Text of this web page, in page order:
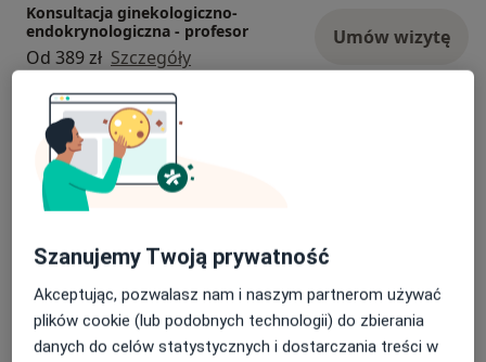
Konsultacja ginekologiczno-
endokrynologiczna - profesor
Od 389 zł Szczegóły
Umów wizytę
Profesorskie konsultacje
ginekologiczne
Od 339 zł Szczegóły
Konsultacja endokrynologiczna
Od 349 zł Szczegóły
Konsultacja ginekologiczna
Od 319 zł Szczegóły
Szanujemy Twoją prywatność
Akceptując, pozwalasz nam i naszym partnerom używać
plików cookie (lub podobnych technologii) do zbierania
danych do celów statystycznych i dostarczania treści w